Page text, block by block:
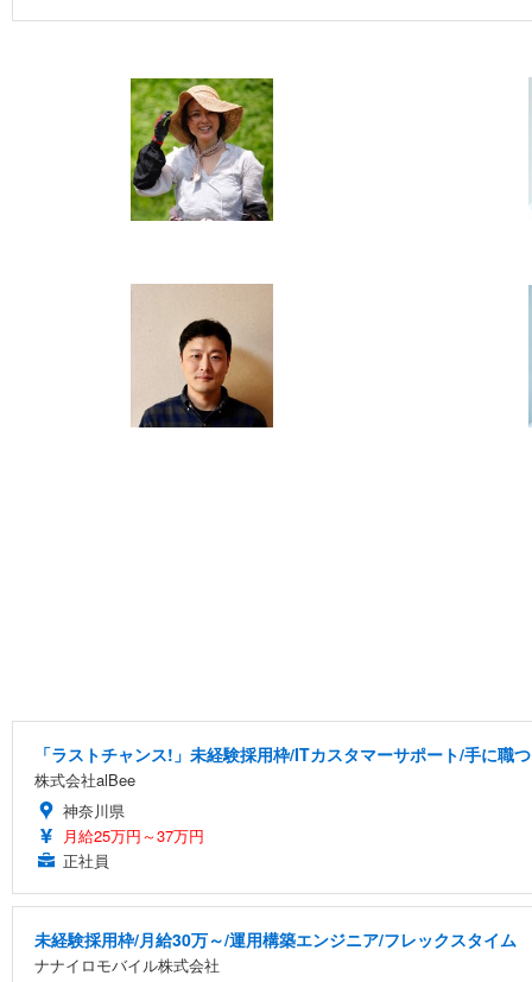
「ラストチャンス!」未経験採用枠/ITカスタマーサポート/手に職
株式会社alBee
神奈川県
月給25万円～37万円
正社員
未経験採用枠/月給30万～/運用構築エンジニア/フレックスタイム
ナナイロモバイル株式会社